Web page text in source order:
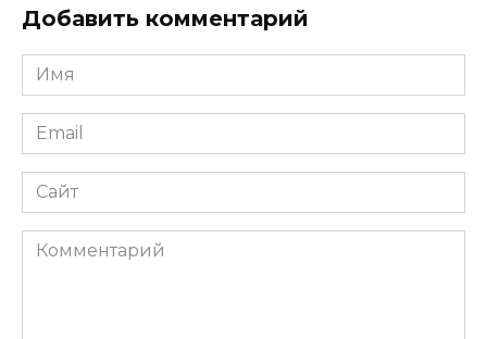
Добавить комментарий
Имя
*
Email
*
Сайт
Комментарий